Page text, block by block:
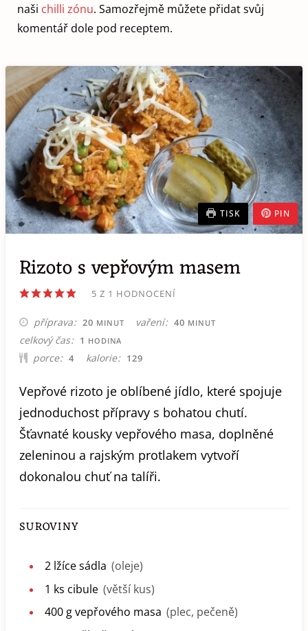
naši chilli zónu. Samozřejmě můžete přidat svůj
komentář dole pod receptem.
TISK PIN
Rizoto s vepřovým masem
5 Z 1 HODNOCENÍ
příprava 20 MINUT
MINUT vaření 40 MINUT
MINUT
celkový čas 1 HODINA
HODINA
porce 4 kalorie 129
Vepřové rizoto je oblíbené jídlo, které spojuje
jednoduchost přípravy s bohatou chutí.
Šťavnaté kousky vepřového masa, doplněné
zeleninou a rajským protlakem vytvoří
dokonalou chuť na talíři.
SUROVINY
2 lžícesádla (oleje)
1 ks cibule (větší kus)
400 gvepřového masa (plec, pečeně)